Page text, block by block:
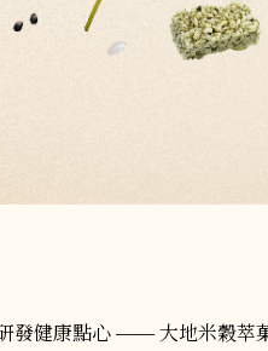
發健康點心 —— 大地米穀萃